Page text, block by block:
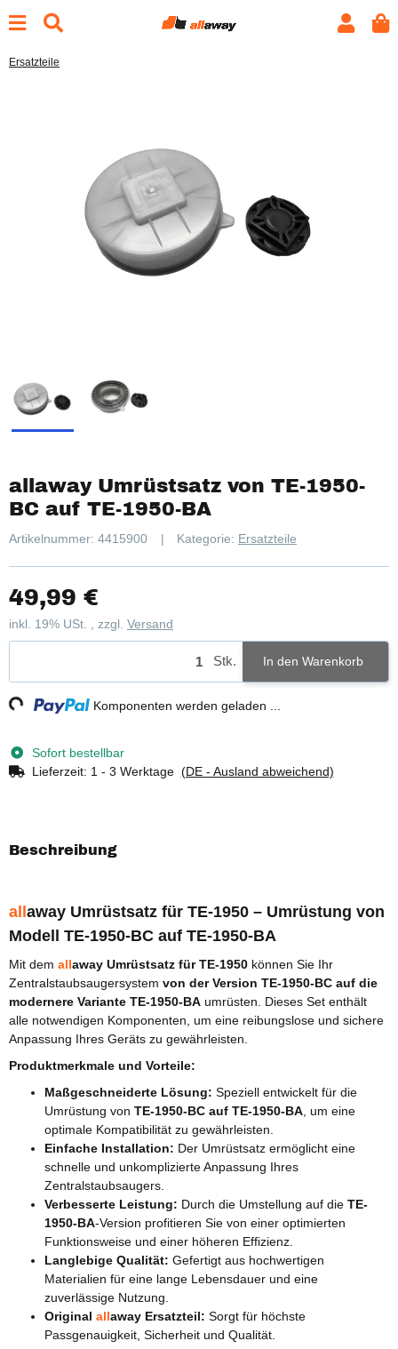
Ersatzteile
allaway Umrüstsatz von TE-1950-
BC auf TE-1950-BA
Artikelnummer: 4415900 Kategorie: Ersatzteile
49,99 €
inkl. 19% USt. , zzgl. Versand
Stk. In den Warenkorb
Komponenten werden geladen ...
Sofort bestellbar
Lieferzeit: 1 - 3 Werktage (DE - Ausland abweichend)
Beschreibung
allaway Umrüstsatz für TE-1950 – Umrüstung von
Modell TE-1950-BC auf TE-1950-BA
Mit dem allaway Umrüstsatz für TE-1950 können Sie Ihr
Zentralstaubsaugersystem von der Version TE-1950-BC auf die
modernere Variante TE-1950-BA umrüsten. Dieses Set enthält
alle notwendigen Komponenten, um eine reibungslose und sichere
Anpassung Ihres Geräts zu gewährleisten.
Produktmerkmale und Vorteile:
Maßgeschneiderte Lösung: Speziell entwickelt für die
Umrüstung von TE-1950-BC auf TE-1950-BA , um eine
optimale Kompatibilität zu gewährleisten.
Einfache Installation: Der Umrüstsatz ermöglicht eine
schnelle und unkomplizierte Anpassung Ihres
Zentralstaubsaugers.
Verbesserte Leistung: Durch die Umstellung auf die TE-
1950-BA-Version profitieren Sie von einer optimierten
Funktionsweise und einer höheren Effizienz.
Langlebige Qualität: Gefertigt aus hochwertigen
Materialien für eine lange Lebensdauer und eine
zuverlässige Nutzung.
Original allaway Ersatzteil: Sorgt für höchste
Passgenauigkeit, Sicherheit und Qualität.